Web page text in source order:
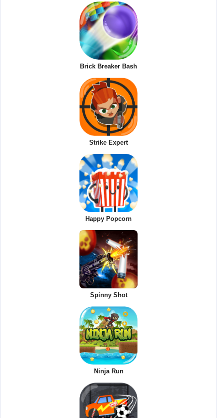
Brick Breaker Bash
Strike Expert
Happy Popcorn
Spinny Shot
Ninja Run